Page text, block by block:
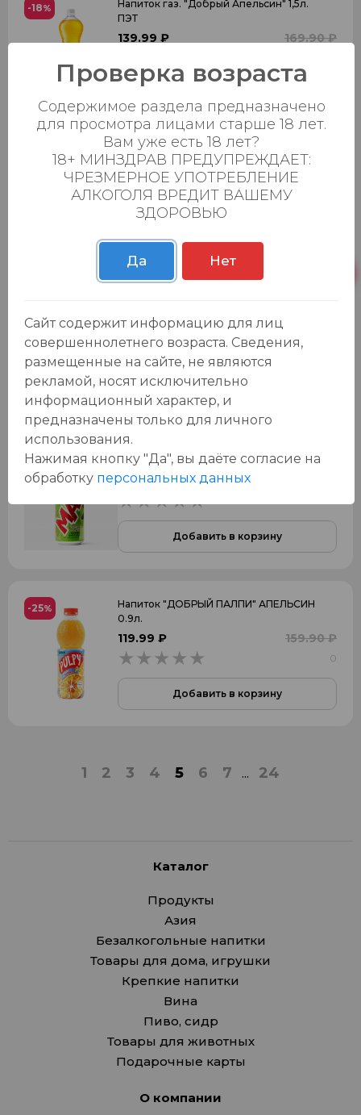
-18%
Напиток газ. "Добрый Апельсин" 1,5л.
ПЭТ
139.99 ₽ 169.90 ₽
Лимонад "Натахтари" Фейхоа 0,5л.
стекл. бут.
119.99 ₽ 159.90 ₽
0
-24% Нектар "Смешарики" яблочный 0,2л.
34.99 ₽ 45.99 ₽
0
-27% Напиток "Драйв Ми Макс" 0.449л. ж/б
79.99 ₽
0
Добавить в корзину
-25%
Напиток "ДОБРЫЙ ПАЛПИ" АПЕЛЬСИН
0.9л.
119.99 ₽ 159.90 ₽
0
Добавить в корзину
1 2 3 4 5 6 7 ... 24
Каталог
Продукты
Азия
Безалкогольные напитки
Товары для дома, игрушки
Крепкие напитки
Вина
Пиво, сидр
Товары для животных
Подарочные карты
О компании
Проверка возраста
Содержимое раздела предназначено
для просмотра лицами старше 18 лет.
Вам уже есть 18 лет?
18+ МИНЗДРАВ ПРЕДУПРЕЖДАЕТ:
ЧРЕЗМЕРНОЕ УПОТРЕБЛЕНИЕ
АЛКОГОЛЯ ВРЕДИТ ВАШЕМУ
ЗДОРОВЬЮ
Да Нет
Сайт содержит информацию для лиц
совершеннолетнего возраста. Сведения,
размещенные на сайте, не являются
рекламой, носят исключительно
информационный характер, и
предназначены только для личного
использования.
Нажимая кнопку "Да", вы даёте cогласие на
обработку персональных данных